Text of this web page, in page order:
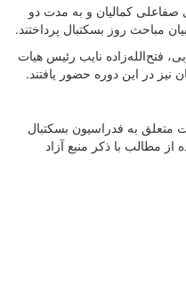
کمالیان و به مدت دو
مباحث روز بسکتبال پرداختند.
فتح‌الله‌زاده نایب رئیس هیات
در این دوره حضور یافتند.
به فدراسیون بسکتبال
مطالب با ذكر منبع آزاد